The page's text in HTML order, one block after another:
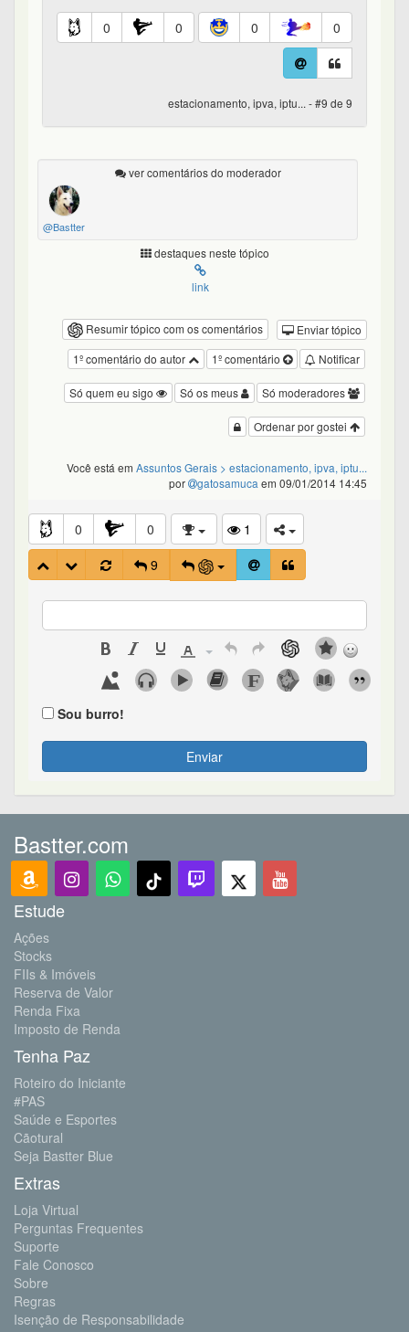
0 0 0 0
estacionamento, ipva, iptu... - #9 de 9
ver comentários do moderador
@Bastter
destaques neste tópico
link
Resumir tópico com os comentários
Enviar tópico
Notificar
1º comentário
1º comentário do autor
Só moderadores
Só os meus
Só quem eu sigo
Ordenar por gostei
Você está em Assuntos Gerais > estacionamento, ipva, iptu...
por
gatosamucaem 09/01/2014 14:45
0 0
1
9
Sou burro!
Enviar
Bastter.com
Estude
Ações
Stocks
FIIs & Imóveis
Reserva de Valor
Renda Fixa
Imposto de Renda
Tenha Paz
Roteiro do Iniciante
#PAS
Saúde e Esportes
Cãotural
Seja Bastter Blue
Extras
Loja Virtual
Perguntas Frequentes
Suporte
Fale Conosco
Sobre
Regras
Isenção de Responsabilidade